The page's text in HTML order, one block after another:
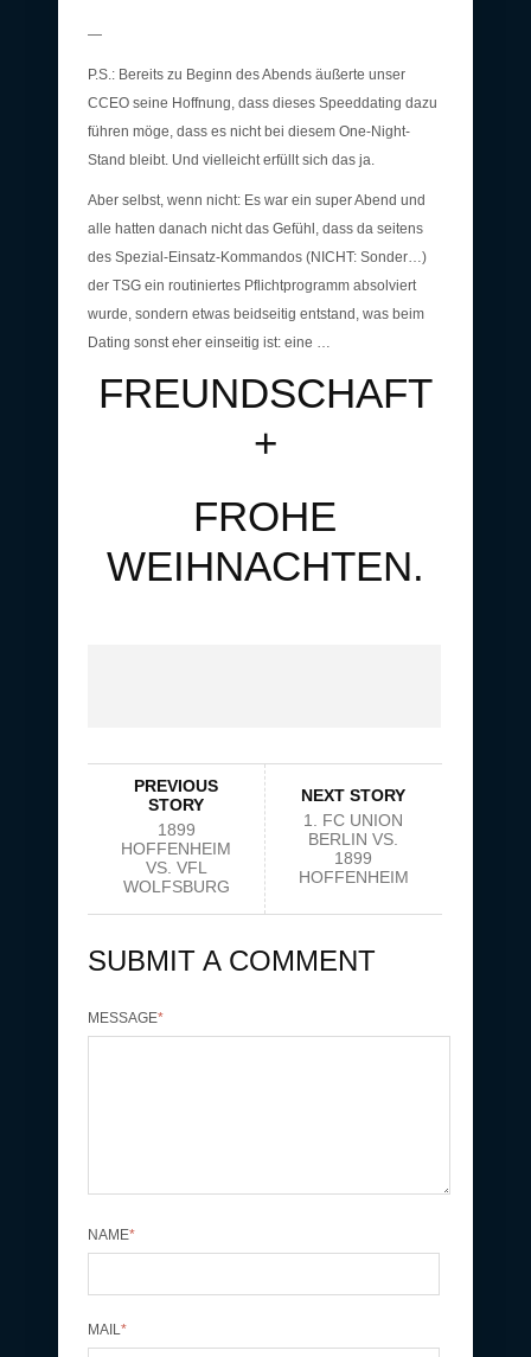
—
P.S.: Bereits zu Beginn des Abends äußerte unser
CCEO seine Hoffnung, dass dieses Speeddating dazu
führen möge, dass es nicht bei diesem One-Night-
Stand bleibt. Und vielleicht erfüllt sich das ja.
Aber selbst, wenn nicht: Es war ein super Abend und
alle hatten danach nicht das Gefühl, dass da seitens
des Spezial-Einsatz-Kommandos (NICHT: Sonder…)
der TSG ein routiniertes Pflichtprogramm absolviert
wurde, sondern etwas beidseitig entstand, was beim
Dating sonst eher einseitig ist: eine …
FREUNDSCHAFT
+
FROHE
WEIHNACHTEN.
PREVIOUS
STORY
1899
HOFFENHEIM
VS. VFL
WOLFSBURG
NEXT STORY
1. FC UNION
BERLIN VS.
1899
HOFFENHEIM
SUBMIT A COMMENT
MESSAGE*
NAME*
MAIL*